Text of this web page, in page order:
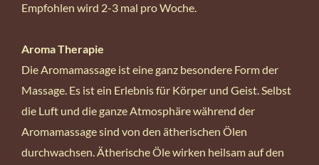
Empfohlen wird 2-3 mal pro Woche.
Aroma Therapie
Die Aromamassage ist eine ganz besondere Form der
Massage. Es ist ein Erlebnis für Körper und Geist. Selbst
die Luft und die ganze Atmosphäre während der
Aromamassage sind von den ätherischen Ölen
durchwachsen. Ätherische Öle wirken heilsam auf den